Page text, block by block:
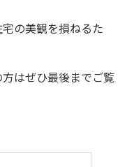
の美観を損ねるた
はぜひ最後までご覧